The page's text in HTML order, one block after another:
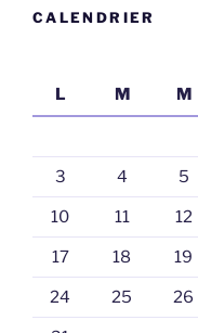
CALENDRIER
L
M M
3 4 5
10 11 12
17 18 19
24 25 26